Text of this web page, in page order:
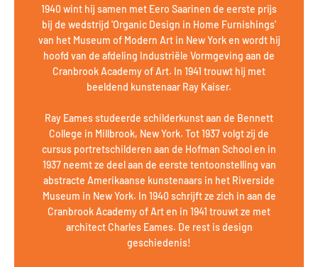
1940 wint hij samen met Eero Saarinen de eerste prijs
bij de wedstrijd 'Organic Design in Home Furnishings'
van het Museum of Modern Art in New York en wordt hij
hoofd van de afdeling Industriële Vormgeving aan de
Cranbrook Academy of Art. In 1941 trouwt hij met
beeldend kunstenaar Ray Kaiser.
Ray Eames studeerde schilderkunst aan de Bennett
College in Millbrook, New York. Tot 1937 volgt zij de
cursus portretschilderen aan de Hofman School en in
1937 neemt ze deel aan de eerste tentoonstelling van
abstracte Amerikaanse kunstenaars in het Riverside
Museum in New York. In 1940 schrijft ze zich in aan de
Cranbrook Academy of Art en in 1941 trouwt ze met
architect Charles Eames. De rest is design
geschiedenis!